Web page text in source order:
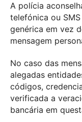
A polícia
telefónica ou
genérica em vez
mensagem
No caso das
alegadas
códigos,
verificada a
bancária em